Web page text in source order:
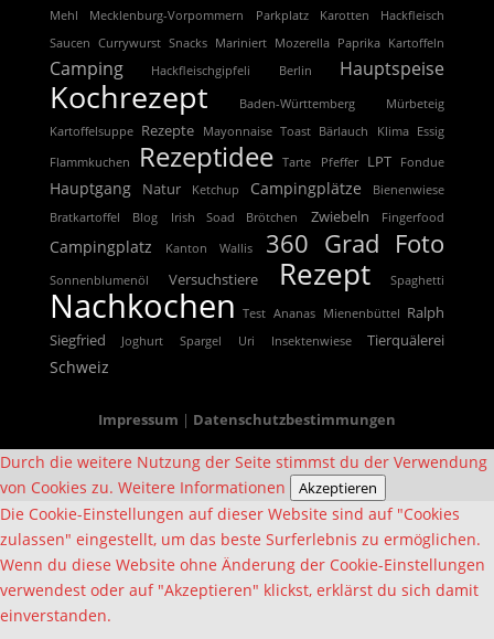
Mehl
Mecklenburg-Vorpommern Parkplatz Karotten
Hackfleisch
Saucen Currywurst Snacks Mariniert Mozerella Paprika Kartoffeln
Camping Hackfleischgipfeli Berlin Hauptspeise
Kochrezept Baden-Württemberg
Mürbeteig
Kartoffelsuppe Rezepte Mayonnaise Toast Bärlauch Klima Essig
Flammkuchen
Rezeptidee Tarte Pfeffer LPT Fondue
Hauptgang Natur Ketchup Campingplätze
Bienenwiese
Bratkartoffel
Blog Irish Soad Brötchen Zwiebeln Fingerfood
Campingplatz Kanton Wallis 360 Grad Foto
Sonnenblumenöl Versuchstiere Rezept Spaghetti
Nachkochen Test Ananas Mienenbüttel Ralph
Siegfried
Joghurt Spargel Uri Insektenwiese Tierquälerei
Schweiz
Impressum | Datenschutzbestimmungen
Durch die weitere Nutzung der Seite stimmst du der Verwendung
von Cookies zu. Weitere Informationen Akzeptieren
Die Cookie-Einstellungen auf dieser Website sind auf "Cookies
zulassen" eingestellt, um das beste Surferlebnis zu ermöglichen.
Wenn du diese Website ohne Änderung der Cookie-Einstellungen
verwendest oder auf "Akzeptieren" klickst, erklärst du sich damit
einverstanden.